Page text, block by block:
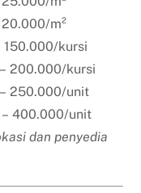
m²
150.000/kursi
200.000/kursi
250.000/unit
400.000/unit
dan penyedia